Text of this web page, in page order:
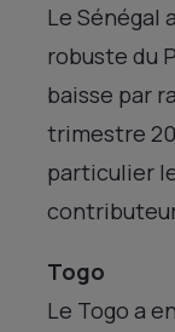
Le Sénégal
robuste du
baisse par
trimestre
particulier
Togo
Le Togo a